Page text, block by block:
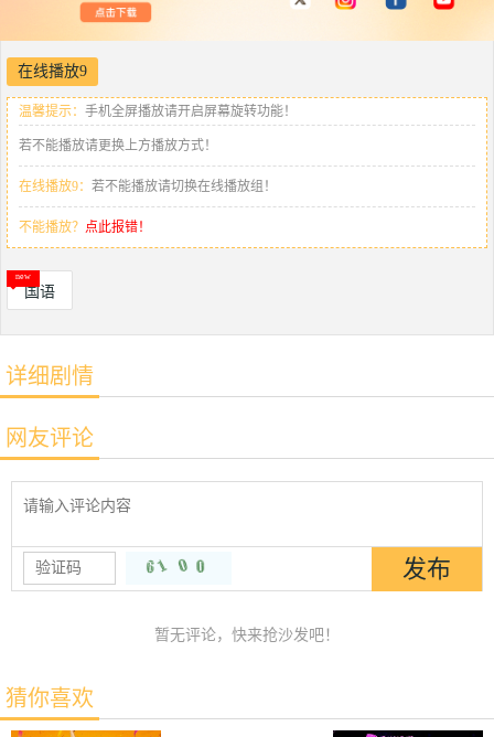
在线播放9
温馨提示： 手机全屏播放请开启屏幕旋转功能！
若不能播放请更换上方播放方式！
在线播放9： 若不能播放请切换在线播放组！
不能播放？ 点此报错！
国语
详细剧情
网友评论
暂无评论，快来抢沙发吧！
猜你喜欢